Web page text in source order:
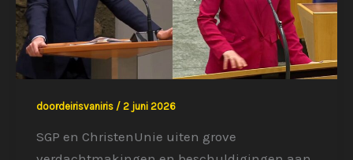
doordeirisvaniris / 2 juni 2026
SGP en ChristenUnie uiten grove